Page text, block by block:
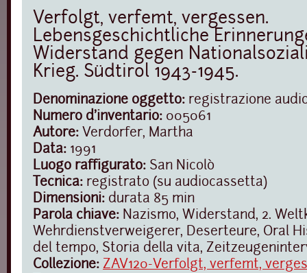
Verfolgt, verfemt, vergessen.
Lebensgeschichtliche
Widerstand gegen
Krieg. Südtirol 1943-1945.
Denominazione oggetto: registrazione
Numero d'inventario: 005061
Autore: Verdorfer, Martha
Data: 1991
Luogo raffigurato: San Nicolò
Tecnica: registrato (su audiocassetta)
Dimensioni: durata 85 min
Parola chiave: Nazismo, Widerstand, 2.
Wehrdienstverweigerer, Deserteure, Oral
del tempo, Storia della vita,
Collezione: ZAV120-Verfolgt, verfemt,